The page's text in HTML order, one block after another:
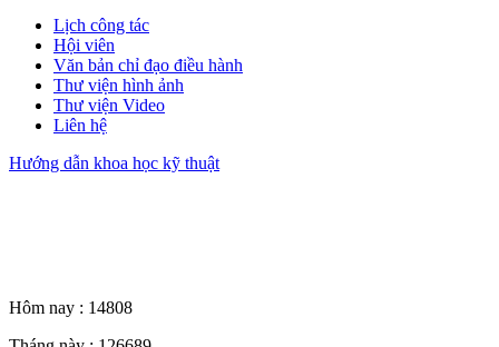
Lịch công tác
Hội viên
Văn bản chỉ đạo điều hành
Thư viện hình ảnh
Thư viện Video
Liên hệ
Hướng dẫn khoa học kỹ thuật
Hôm nay : 14808